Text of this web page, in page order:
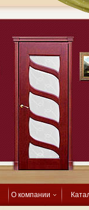
О компании